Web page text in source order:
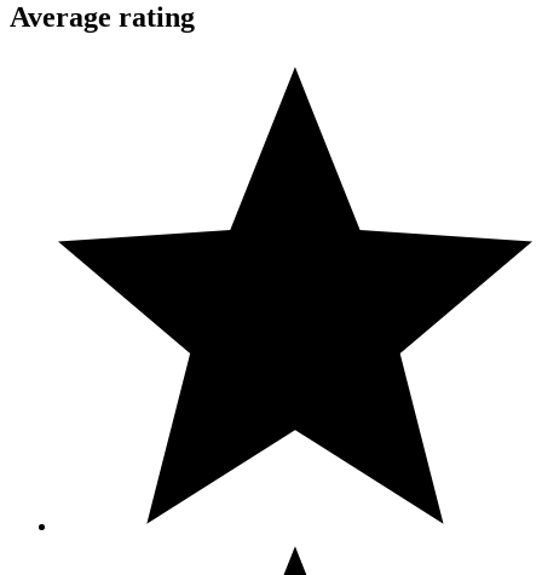
Average rating